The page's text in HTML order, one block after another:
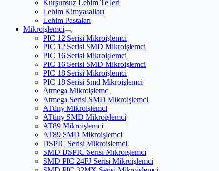
Kurşunsuz Lehim Telleri
Lehim Kimyasalları
Lehim Pastaları
Mikroişlemci
PIC 12 Serisi Mikroişlemci
PIC 12 Serisi SMD Mikroişlemci
PIC 16 Serisi Mikroişlemci
PIC 16 Serisi SMD Mikroişlemci
PIC 18 Serisi Mikroişlemci
PIC 18 Serisi Smd Mikroişlemci
Atmega Mikroişlemci
Atmega Serisi SMD Mikroişlemci
ATtiny Mikroişlemci
ATtiny SMD Mikroişlemci
AT89 Mikroişlemci
AT89 SMD Mikroişlemci
DSPIC Serisi Mikroişlemci
SMD DSPIC Serisi Mikroişlemci
SMD PIC 24FJ Serisi Mikroişlemci